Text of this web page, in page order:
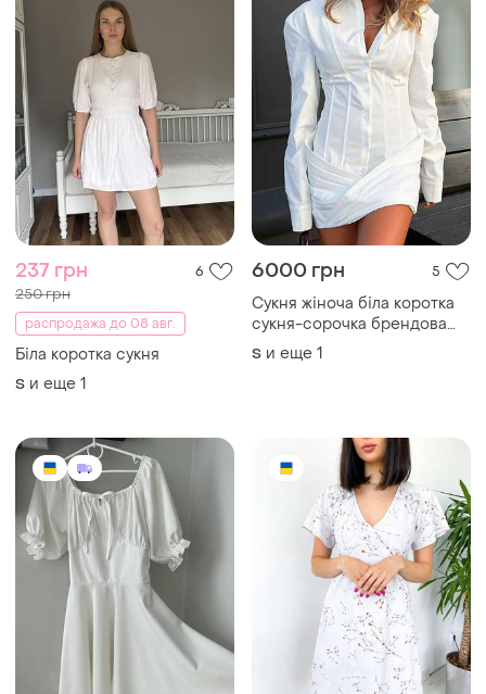
237 грн 6
250 грн
распродажа до 08 авг.
Біла коротка сукня
S и еще 1
6000 грн 5
Сукня жіноча біла коротка
сукня-сорочка брендова
люкс якість
S и еще 1